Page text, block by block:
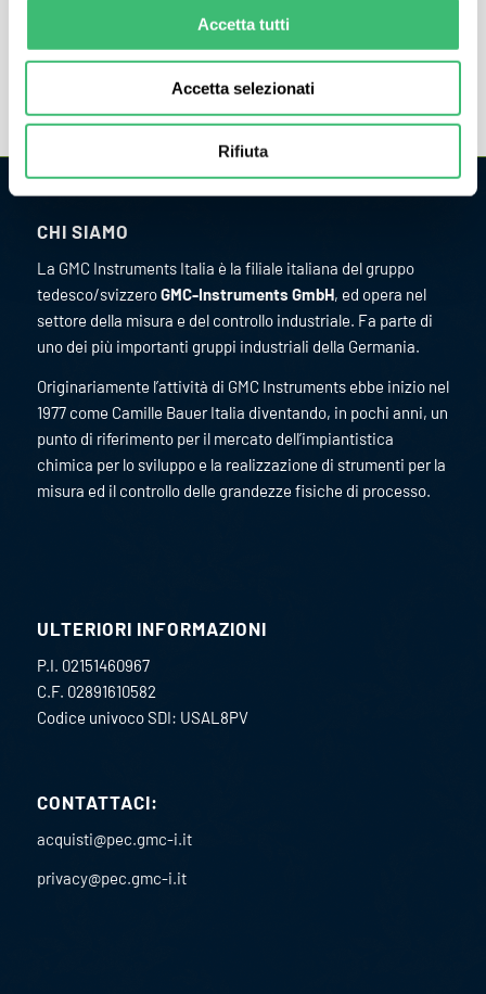
Accetta tutti
Accetta selezionati
Rifiuta
CHI SIAMO
La GMC Instruments Italia è la filiale italiana del gruppo
tedesco/svizzeroGMC-Instruments GmbH, ed opera nel
settore della misura e del controllo industriale. Fa parte di
uno dei più importanti gruppi industriali della Germania.
Originariamente l’attività di GMC Instruments ebbe inizio nel
1977 come Camille Bauer Italia diventando, in pochi anni, un
punto di riferimento per il mercato dell’impiantistica
chimica per lo sviluppo e la realizzazione di strumenti per la
misura ed il controllo delle grandezze fisiche di processo.
ULTERIORI INFORMAZIONI
P.I. 02151460967
C.F. 02891610582
Codice univoco SDI: USAL8PV
CONTATTACI:
acquisti@pec.gmc-i.it
privacy@pec.gmc-i.it